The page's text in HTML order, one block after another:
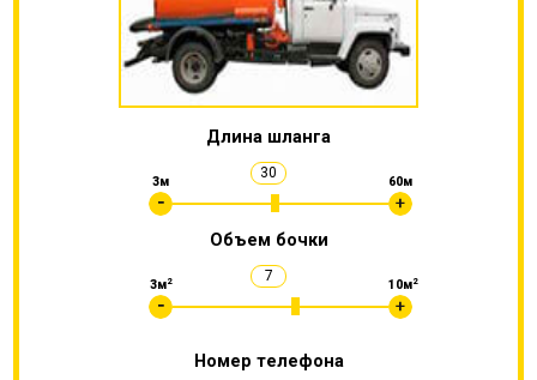
Длина шланга
30
3м 60м
Объем бочки
7
3м2 10м2
Номер телефона